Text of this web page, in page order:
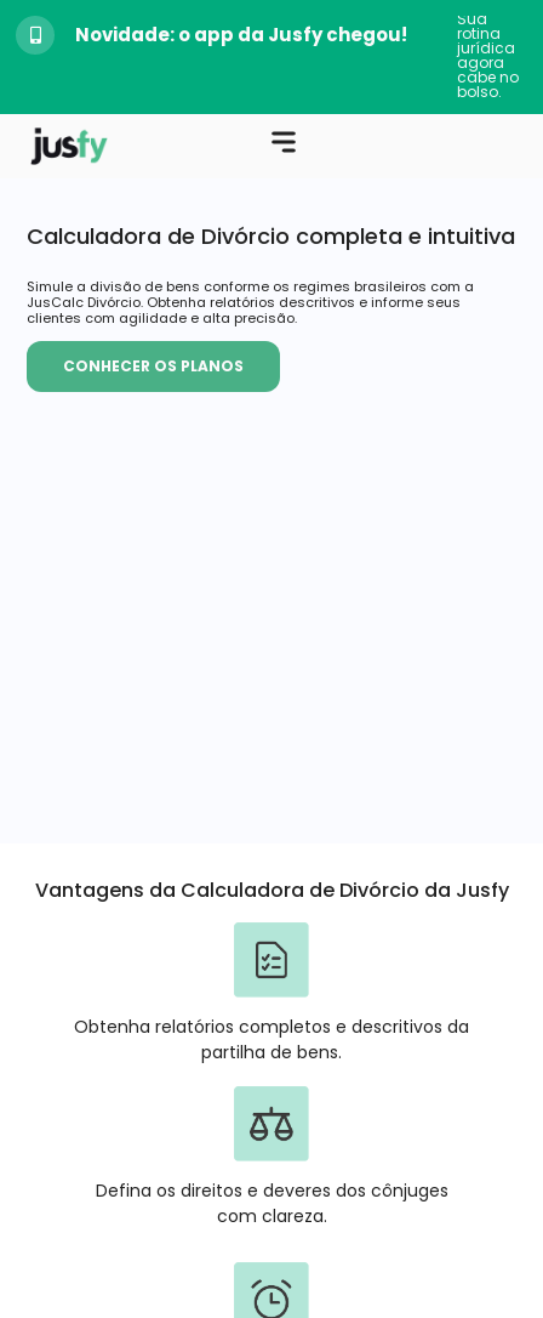
Novidade: o app da Jusfy chegou!
Sua
rotina
jurídica
agora
cabe no
bolso.
Calculadora de Divórcio completa e intuitiva
Simule a divisão de bens conforme os regimes brasileiros com a
JusCalc Divórcio. Obtenha relatórios descritivos e informe seus
clientes com agilidade e alta precisão.
CONHECER OS PLANOS
Vantagens da Calculadora de Divórcio da Jusfy
Obtenha relatórios completos e descritivos da
partilha de bens.
Defina os direitos e deveres dos cônjuges
com clareza.